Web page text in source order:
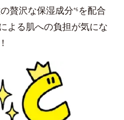
贅沢な保湿成分*6 を配合
よる肌への負担が気にな